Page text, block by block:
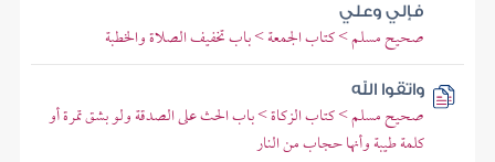
فإلي وعلي
صحيح مسلم > كتاب الجمعة > باب تخفيف الصلاة والخطبة
واتقوا الله
صحيح مسلم > كتاب الزكاة > باب الحث على الصدقة ولو بشق تمرة أو
كلمة طيبة وأنها حجاب من النار